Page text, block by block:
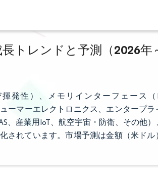
トレンドと予測（2026年
性）、メモリインターフェース（
ーマーエレクトロニクス、エンタープ
、産業用IoT、航空宇宙・防衛、その他）
されています。市場予測は金額（米ド